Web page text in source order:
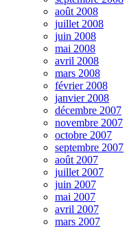
août 2008
juillet 2008
juin 2008
mai 2008
avril 2008
mars 2008
février 2008
janvier 2008
décembre 2007
novembre 2007
octobre 2007
septembre 2007
août 2007
juillet 2007
juin 2007
mai 2007
avril 2007
mars 2007